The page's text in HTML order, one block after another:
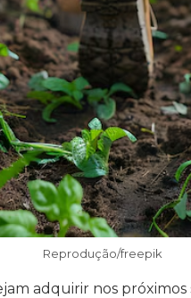
Reprodução/freepik
adquirir nos próximos